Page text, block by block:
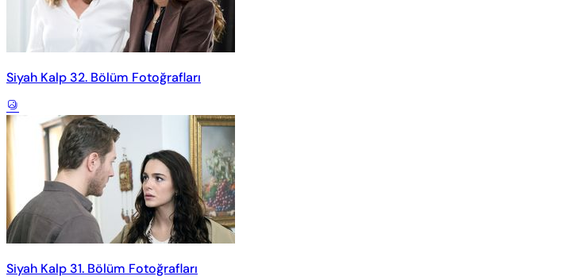
Siyah Kalp 32. Bölüm Fotoğrafları
Siyah Kalp 31. Bölüm Fotoğrafları